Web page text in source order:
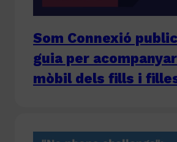
Som Connexió
guia per
mòbil dels fills i